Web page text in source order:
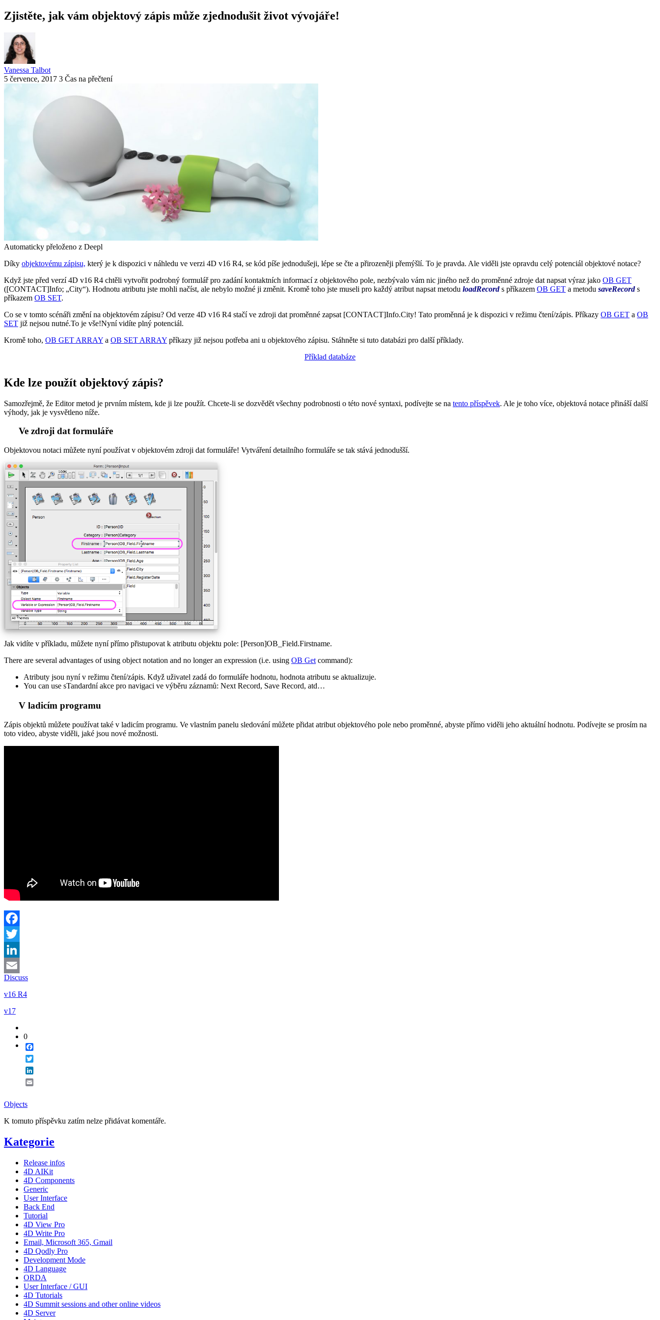
Zjistěte, jak vám objektový zápis může zjednodušit život vývojáře!
Vanessa Talbot
5 července, 2017 3 Čas na přečtení
Automaticky přeloženo z Deepl
Díky objektovému zápisu, který je k dispozici v náhledu ve verzi 4D v16 R4, se kód píše jednodušeji, lépe se čte a přirozeněji přemýšlí. To je pravda. Ale viděli jste opravdu celý potenciál objektové notace?
Když jste před verzí 4D v16 R4 chtěli vytvořit podrobný formulář pro zadání kontaktních informací z objektového pole, nezbývalo vám nic jiného než do proměnné zdroje dat napsat výraz jako OB GET
([CONTACT]Info; „City“). Hodnotu atributu jste mohli načíst, ale nebylo možné ji změnit. Kromě toho jste museli pro každý atribut napsat metodu loadRecords příkazem OB GET a metodu saveRecords
příkazem OB SET.
Co se v tomto scénáři změní na objektovém zápisu? Od verze 4D v16 R4 stačí ve zdroji dat proměnné zapsat [CONTACT]Info.City! Tato proměnná je k dispozici v režimu čtení/zápis. Příkazy OB GET a OB
SET již nejsou nutné.To je vše!Nyní vidíte plný potenciál.
Kromě toho, OB GET ARRAY a OB SET ARRAY příkazy již nejsou potřeba ani u objektového zápisu. Stáhněte si tuto databázi pro další příklady.
Příklad databáze
Kde lze použít objektový zápis?
Samozřejmě, že Editor metod je prvním místem, kde ji lze použít. Chcete-li se dozvědět všechny podrobnosti o této nové syntaxi, podívejte se na tento příspěvek. Ale je toho více, objektová notace přináší další
výhody, jak je vysvětleno níže.
Ve zdroji dat formuláře
Objektovou notaci můžete nyní používat v objektovém zdroji dat formuláře! Vytváření detailního formuláře se tak stává jednodušší.
Jak vidíte v příkladu, můžete nyní přímo přistupovat k atributu objektu pole: [Person]OB_Field.Firstname.
There are several advantages of using object notation and no longer an expression (i.e. using OB Get command):
Atributy jsou nyní v režimu čtení/zápis. Když uživatel zadá do formuláře hodnotu, hodnota atributu se aktualizuje.
You can use sTandardní akce pro navigaci ve výběru záznamů: Next Record, Save Record, atd…
V ladicím programu
Zápis objektů můžete používat také v ladicím programu. Ve vlastním panelu sledování můžete přidat atribut objektového pole nebo proměnné, abyste přímo viděli jeho aktuální hodnotu. Podívejte se prosím na
toto video, abyste viděli, jaké jsou nové možnosti.
Facebook
Twitter
LinkedIn
Email
Discuss
v16 R4
v17
0
Objects
K tomuto příspěvku zatím nelze přidávat komentáře.
Kategorie
Release infos
4D AIKit
4D Components
Generic
User Interface
Back End
Tutorial
4D View Pro
4D Write Pro
Email, Microsoft 365, Gmail
4D Qodly Pro
Development Mode
4D Language
ORDA
User Interface / GUI
4D Tutorials
4D Summit sessions and other online videos
4D Server